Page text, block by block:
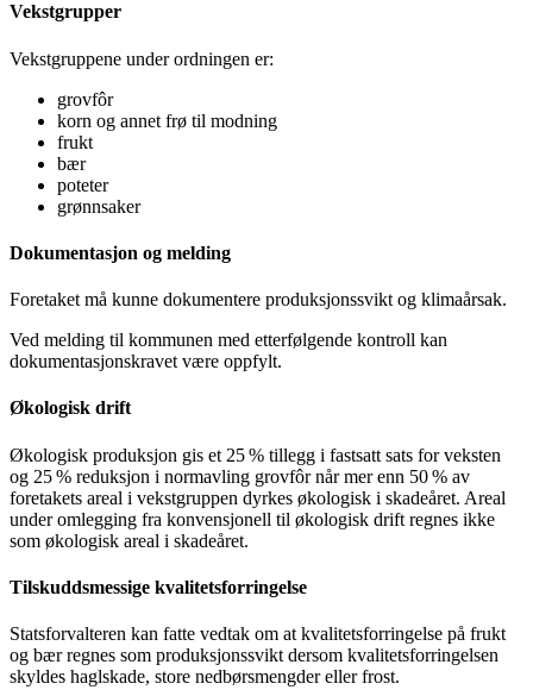
Vekstgrupper
Vekstgruppene under ordningen er:
grovfôr
korn og annet frø til modning
frukt
bær
poteter
grønnsaker
Dokumentasjon og melding
Foretaket må kunne dokumentere produksjonssvikt og klimaårsak.
Ved melding til kommunen med etterfølgende kontroll kan
dokumentasjonskravet være oppfylt.
Økologisk drift
Økologisk produksjon gis et 25 % tillegg i fastsatt sats for veksten
og 25 % reduksjon i normavling grovfôr når mer enn 50 % av
foretakets areal i vekstgruppen dyrkes økologisk i skadeåret. Areal
under omlegging fra konvensjonell til økologisk drift regnes ikke
som økologisk areal i skadeåret.
Tilskuddsmessige kvalitetsforringelse
Statsforvalteren kan fatte vedtak om at kvalitetsforringelse på frukt
og bær regnes som produksjonssvikt dersom kvalitetsforringelsen
skyldes haglskade, store nedbørsmengder eller frost.